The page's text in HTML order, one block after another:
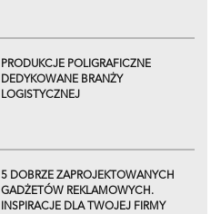
PRODUKCJE POLIGRAFICZNE
DEDYKOWANE BRANŻY
LOGISTYCZNEJ
5 DOBRZE ZAPROJEKTOWANYCH
GADŻETÓW REKLAMOWYCH.
INSPIRACJE DLA TWOJEJ FIRMY